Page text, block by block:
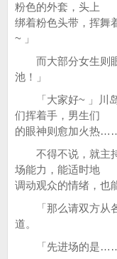
粉色的外套，头上
绑着粉色头带，挥舞
~ 」
而大部分女生则眼
池！」
「大家好~ 」川岛
们挥着手，男生们
的眼神则愈加火热
不得不说，就主持
场能力，能适时地
调动观众的情绪，也
「那么请双方从各
道。
「先进场的是……